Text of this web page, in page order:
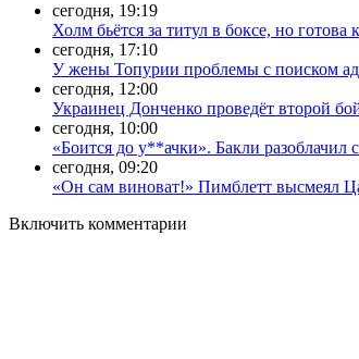
сегодня, 19:19
Холм бьётся за титул в боксе, но готова
сегодня, 17:10
У жены Топурии проблемы с поиском
сегодня, 12:00
Украинец Донченко проведёт второй
сегодня, 10:00
«Боится до у**ачки». Бакли
сегодня, 09:20
«Он сам виноват!» Пимблетт высмеял
Включить комментарии